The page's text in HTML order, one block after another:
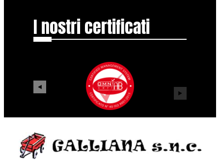
I nostri certificati